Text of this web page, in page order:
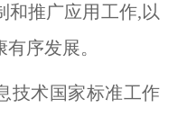
和推广应用工作,以
序发展。
技术国家标准工作